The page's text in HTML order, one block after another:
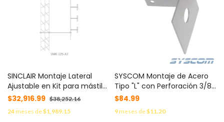
SINCLAIR Montaje Lateral
Ajustable en Kit para mástil
de Antenas Dipolo a 228 cm
de Distancia-Torre. MOD:
SMK-125-A7
$32,916.99 $38,252.16
24meses de$1,989.15
SYSCOM Montaje de Acero
Tipo "L" con Perforación 3/8",
y Pintura Horneada. MOD:
$84.99
9meses de$11.20